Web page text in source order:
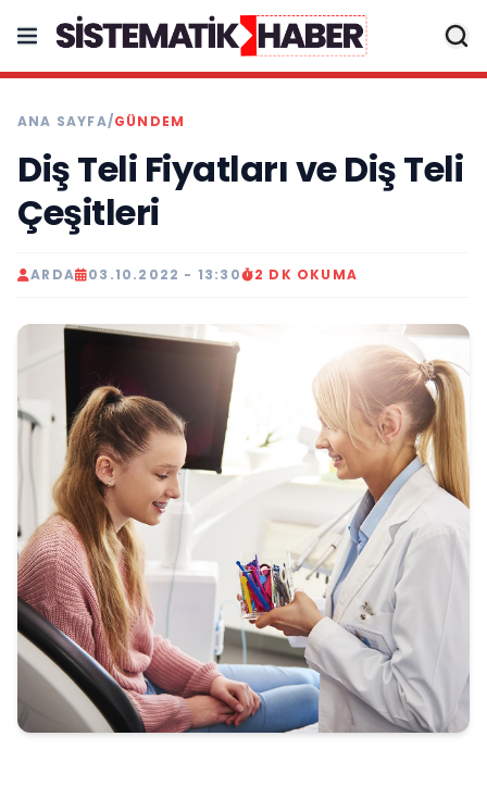
ANA SAYFA/GÜNDEM
Diş Teli Fiyatları ve Diş Teli
Çeşitleri
ARDA 03.10.2022 - 13:30 2 DK OKUMA